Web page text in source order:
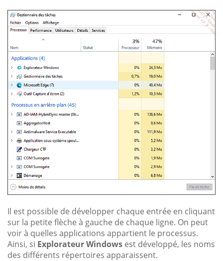
Il est possible de développer chaque entrée en cliquant
sur la petite flèche à gauche de chaque ligne. On peut
voir à quelles applications appartient le processus.
Ainsi, si Explorateur Windows est développé, les noms
des différents répertoires apparaissent.